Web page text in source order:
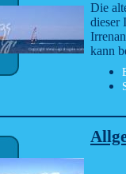
Die
dieser
kann